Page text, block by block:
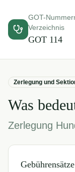
GOT-
Verzeichnis
GOT 114
Zerlegung und
Was
Zerlegung
Gebührensätze